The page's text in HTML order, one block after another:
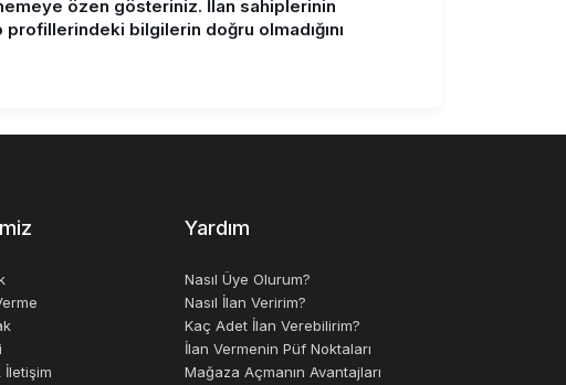
özen gösteriniz. İlan sahiplerinin
bilgilerin doğru olmadığını
İletişim
Yardım
Nasıl Üye Olurum?
Nasıl İlan Veririm?
Kaç Adet İlan Verebilirim?
İlan Vermenin Püf Noktaları
Mağaza Açmanın Avantajları